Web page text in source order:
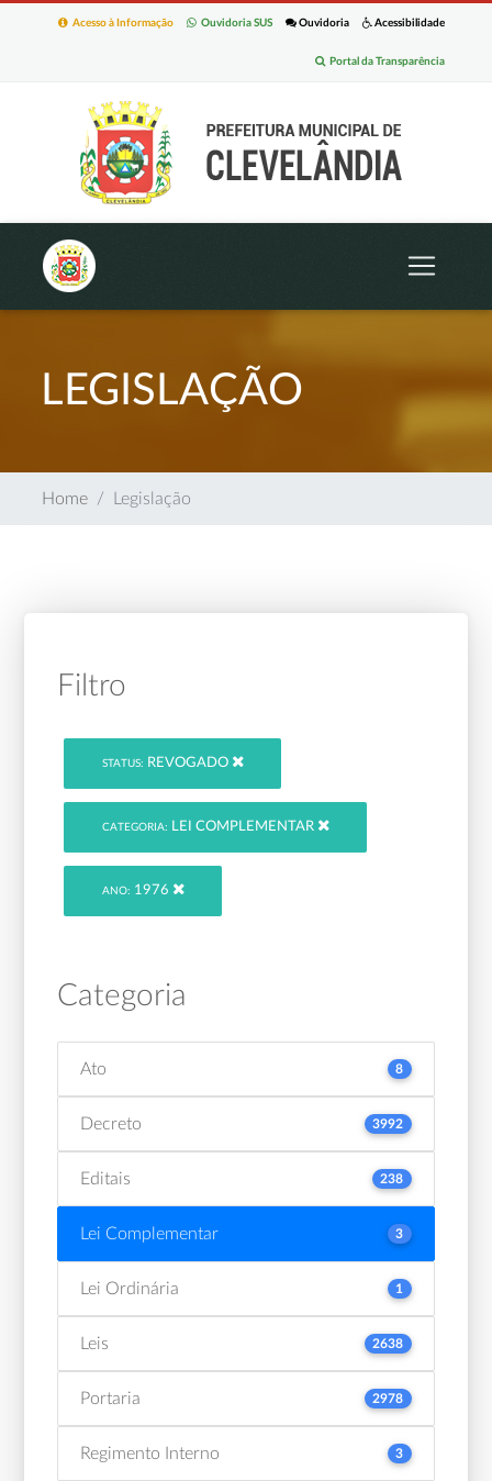
Acessibilidade
Ouvidoria
Ouvidoria SUS
Acesso à Informação
Portal da Transparência
LEGISLAÇÃO
Home Legislação
Filtro
STATUS: REVOGADO
CATEGORIA: LEI COMPLEMENTAR
ANO: 1976
Categoria
Ato 8
Decreto 3992
Editais 238
Lei Complementar 3
Lei Ordinária 1
Leis 2638
Portaria 2978
Regimento Interno 3